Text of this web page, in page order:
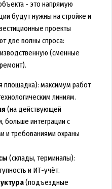
- это напрямую
будут нужны на стройке и
проекты
две волны спроса:
(сменные
площадка): максимум работ
линиям.
(на действующей
больше интеграции с
и требованиями охраны
(склады, терминалы):
и ИТ-учёт.
(подъездные